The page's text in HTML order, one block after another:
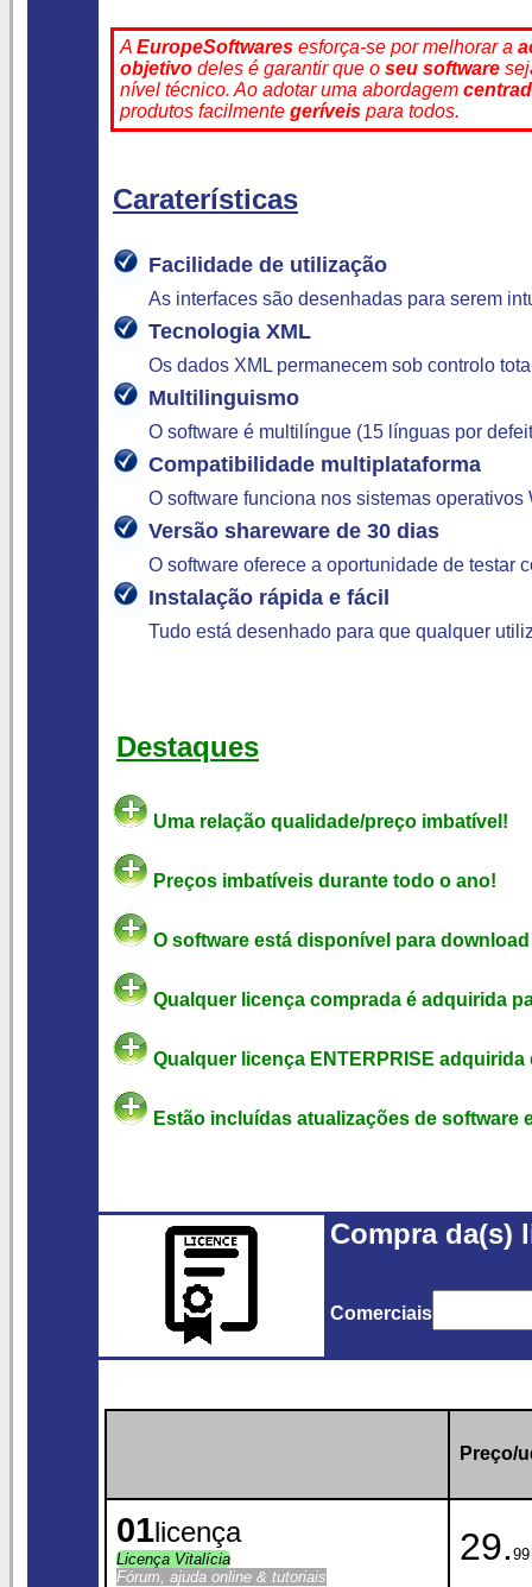
A EuropeSoftwares esforça-se por melhorar a
objetivo deles é garantir que o seu software
nível técnico. Ao adotar uma abordagem
produtos facilmente geríveis para todos.
Caraterísticas
Facilidade de utilização
As interfaces são desenhadas para serem
Tecnologia XML
Os dados XML permanecem sob controlo
Multilinguismo
O software é multilíngue (15 línguas por
Compatibilidade multiplataforma
O software funciona nos sistemas
Versão shareware de 30 dias
O software oferece a oportunidade de testar
Instalação rápida e fácil
Tudo está desenhado para que qualquer
Destaques
Uma relação qualidade/preço imbatível!
Preços imbatíveis durante todo o ano!
O software está disponível para
Qualquer licença comprada é adquirida
Qualquer licença ENTERPRISE adquirida
Estão incluídas atualizações de software
Compra da(s)
Comerciais
Preço/
01licença
Licença Vitalícia
Fórum, ajuda online & tutoriais
29. 99